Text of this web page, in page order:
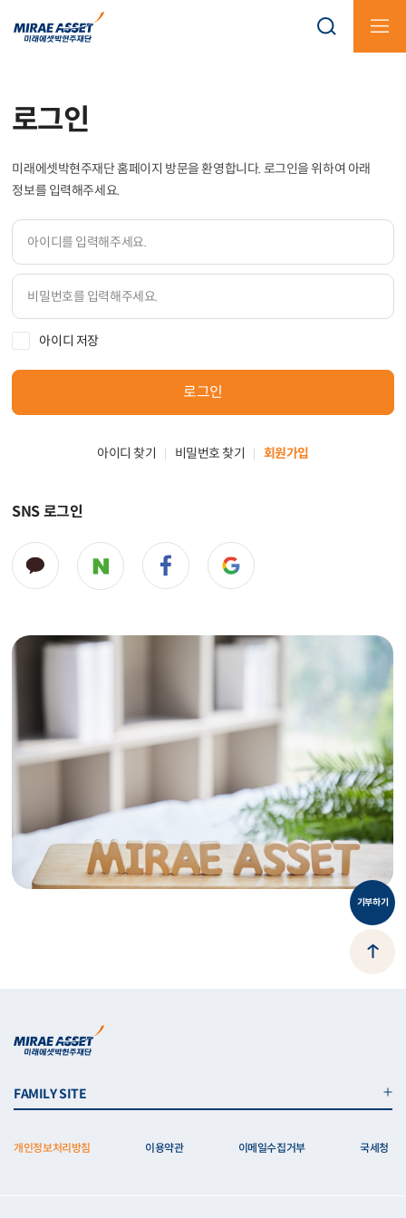
로그인
미래에셋박현주재단 홈페이지 방문을 환영합니다. 로그인을 위하여 아래
정보를 입력해주세요.
아이디 저장
로그인
아이디 찾기 비밀번호 찾기 회원가입
SNS 로그인
기부하기
FAMILY SITE
개인정보처리방침 이용약관 이메일수집거부 국세청